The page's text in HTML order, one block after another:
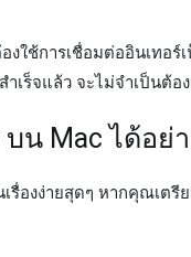
องใช้การเชื่อมต่ออินเท
เร็จแล้ว จะไม่จำเป็นต้อ
บน Mac ได้อย่
รื่องง่ายสุดๆ หากคุณเต